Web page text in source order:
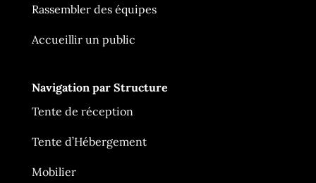
Rassembler des équipes
Accueillir un public
Navigation par Structure
Tente de réception
Tente d’Hébergement
Mobilier